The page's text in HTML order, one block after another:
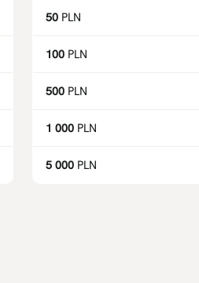
50 PLN
100 PLN
500 PLN
1 000 PLN
5 000 PLN